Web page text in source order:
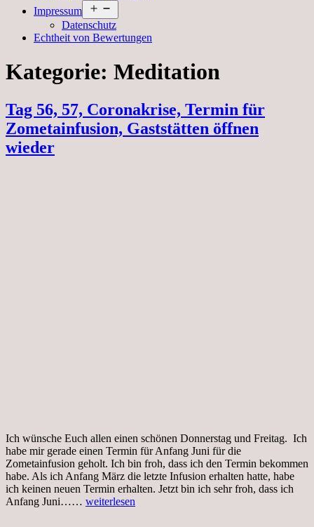
Impressum
öffnen
Datenschutz
Echtheit von Bewertungen
Kategorie: Meditation
Tag 56, 57, Coronakrise, Termin für
Zometainfusion, Gaststätten öffnen
wieder
Ich wünsche Euch allen einen schönen Donnerstag und Freitag. Ich
habe mir gerade einen Termin für Anfang Juni für die
Zometainfusion geholt. Ich bin froh, dass ich den Termin bekommen
habe. Als ich Anfang März die letzte Infusion erhalten hatte, habe
ich keinen neuen Termin erhalten. Jetzt bin ich sehr froh, dass ich
Anfang Juni…… Tag
weiterlesen